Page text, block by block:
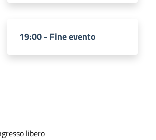
19:00 - Fine evento
libero